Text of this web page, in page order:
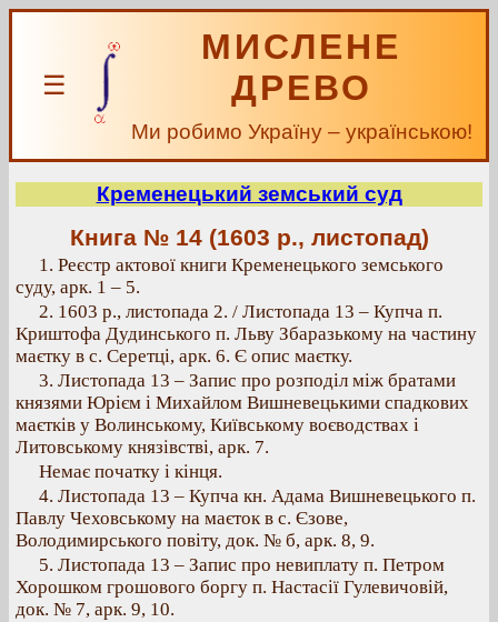
☰
МИСЛЕНЕ
ДРЕВО
Ми робимо Україну – українською!
Кременецький земський суд
Книга № 14 (1603 р., листопад)
1. Реєстр актової книги Кременецького земського
суду, арк. 1 – 5.
2. 1603 p., листопада 2. / Листопада 13 – Купча п.
Криштофа Дудинського п. Льву Збаразькому на частину
маєтку в с. Серетці, арк. 6. Є опис маєтку.
3. Листопада 13 – Запис про розподіл між братами
князями Юрієм і Михайлом Вишневецькими спадкових
маєтків у Волинському, Київському воєводствах і
Литовському князівстві, арк. 7.
Немає початку і кінця.
4. Листопада 13 – Купча кн. Адама Вишневецького п.
Павлу Чеховському на маєток в с. Єзове,
Володимирського повіту, док. № б, арк. 8, 9.
5. Листопада 13 – Запис про невиплату п. Петром
Хорошком грошового боргу п. Настасії Гулевичовій,
док. № 7, арк. 9, 10.